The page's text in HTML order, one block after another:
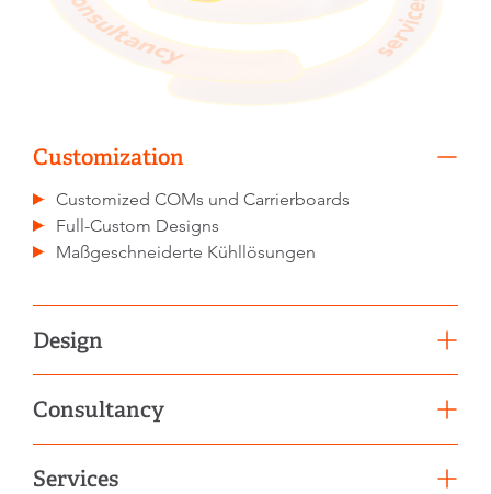
Customization
Customized COMs und Carrierboards
Full-Custom Designs
Maßgeschneiderte Kühllösungen
Design
Conformal-Coating und Temperaturprüfung
Consultancy
Schaltplan- und Layout-Überprüfung
Services